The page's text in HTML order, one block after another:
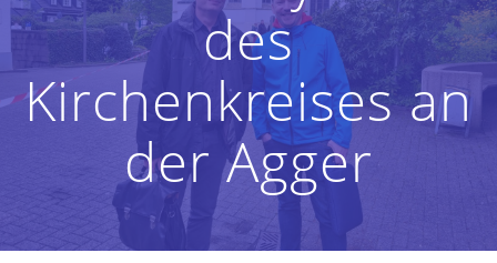
des
Kirchenkreises an
der Agger